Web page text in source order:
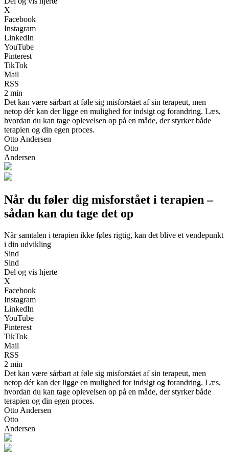
X
Facebook
Instagram
LinkedIn
YouTube
Pinterest
TikTok
Mail
RSS
2 min
Det kan være sårbart at føle sig misforstået af sin terapeut, men
netop dér kan der ligge en mulighed for indsigt og forandring. Læs,
hvordan du kan tage oplevelsen op på en måde, der styrker både
terapien og din egen proces.
Otto Andersen
Otto
Andersen
Når du føler dig misforstået i terapien –
sådan kan du tage det op
Når samtalen i terapien ikke føles rigtig, kan det blive et vendepunkt
i din udvikling
Sind
Sind
Del og vis hjerte
X
Facebook
Instagram
LinkedIn
YouTube
Pinterest
TikTok
Mail
RSS
2 min
Det kan være sårbart at føle sig misforstået af sin terapeut, men
netop dér kan der ligge en mulighed for indsigt og forandring. Læs,
hvordan du kan tage oplevelsen op på en måde, der styrker både
terapien og din egen proces.
Otto Andersen
Otto
Andersen